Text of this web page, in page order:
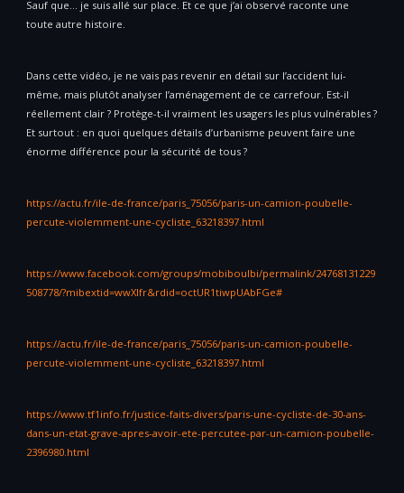
Sauf que… je suis allé sur place. Et ce que j’ai observé raconte une
toute autre histoire.
Dans cette vidéo, je ne vais pas revenir en détail sur l’accident lui-
même, mais plutôt analyser l’aménagement de ce carrefour. Est-il
réellement clair ? Protège-t-il vraiment les usagers les plus vulnérables ?
Et surtout : en quoi quelques détails d’urbanisme peuvent faire une
énorme différence pour la sécurité de tous ?
https://actu.fr/ile-de-france/paris_75056/paris-un-camion-poubelle-
percute-violemment-une-cycliste_63218397.html
https://www.facebook.com/groups/mobiboulbi/permalink/24768131229
508778/?mibextid=wwXIfr&rdid=octUR1tiwpUAbFGe#
https://actu.fr/ile-de-france/paris_75056/paris-un-camion-poubelle-
percute-violemment-une-cycliste_63218397.html
https://www.tf1info.fr/justice-faits-divers/paris-une-cycliste-de-30-ans-
dans-un-etat-grave-apres-avoir-ete-percutee-par-un-camion-poubelle-
2396980.html